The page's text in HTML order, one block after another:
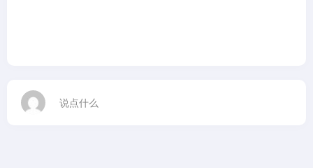
说点什么